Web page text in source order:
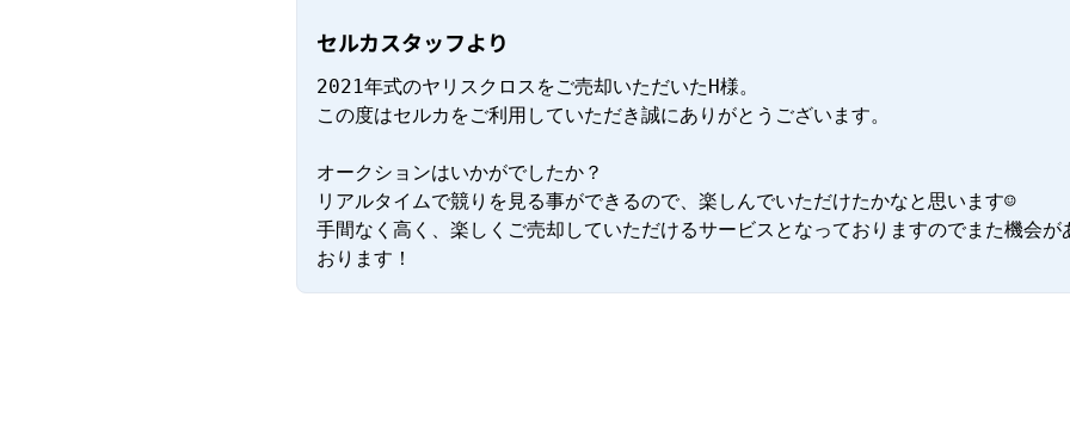
セルカスタッフより
2021年式のヤリスクロスをご売却いただいたH様。
この度はセルカをご利用していただき誠にありがとうございます。
オークションはいかがでしたか？
リアルタイムで競りを見る事ができるので、楽しんでいただけたかなと思います☺
手間なく高く、楽しくご売却していただけるサービスとなっておりますのでまた機会
おります！